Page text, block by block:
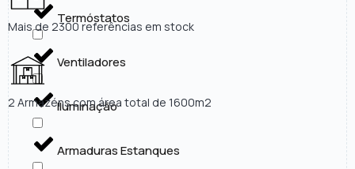
Termóstatos
Ventiladores
Iluminação
Armaduras Estanques
Mais de 2300 referências em stock
2 Armazéns com área total de 1600m2